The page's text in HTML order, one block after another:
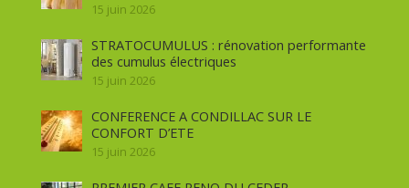
15 juin 2026
STRATOCUMULUS : rénovation performante
des cumulus électriques
15 juin 2026
CONFERENCE A CONDILLAC SUR LE
CONFORT D’ETE
15 juin 2026